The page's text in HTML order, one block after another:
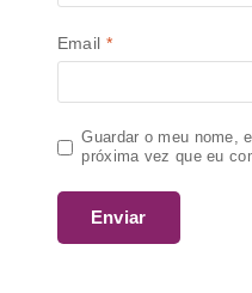
Email *
Guardar o meu nome,
próxima vez que eu